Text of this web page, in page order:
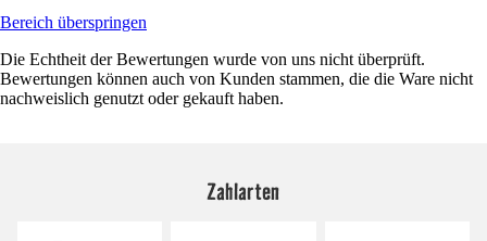
Bereich überspringen
Die Echtheit der Bewertungen wurde von uns nicht überprüft.
Bewertungen können auch von Kunden stammen, die die Ware nicht
nachweislich genutzt oder gekauft haben.
Zahlarten